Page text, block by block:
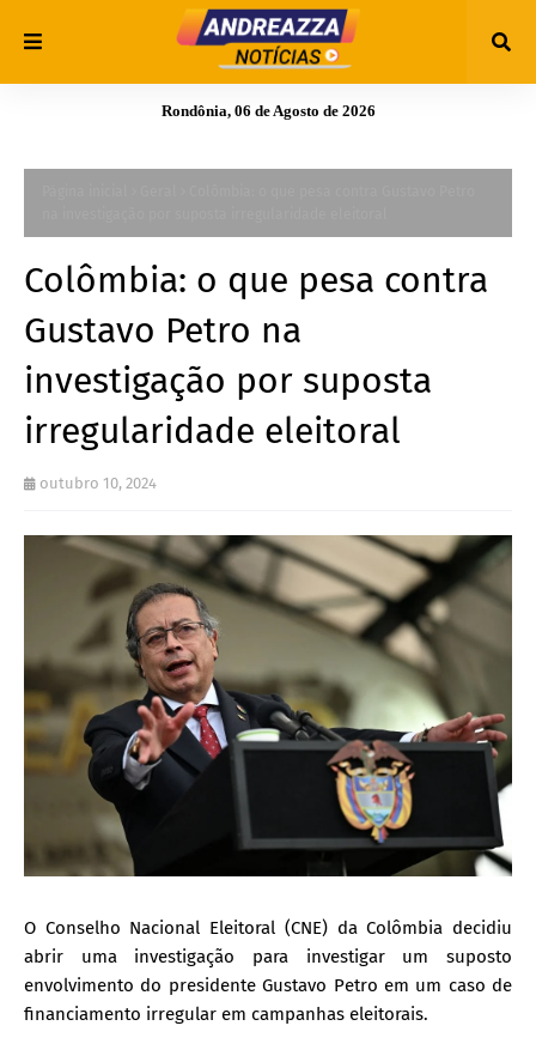
Rondônia, 06 de Agosto de 2026
Colômbia: o que pesa contra
Gustavo Petro na
investigação por suposta
irregularidade eleitoral
outubro 10, 2024
O Conselho Nacional Eleitoral (CNE) da Colômbia decidiu
abrir uma investigação para investigar um suposto
envolvimento do presidente Gustavo Petro em um caso de
financiamento irregular em campanhas eleitorais.